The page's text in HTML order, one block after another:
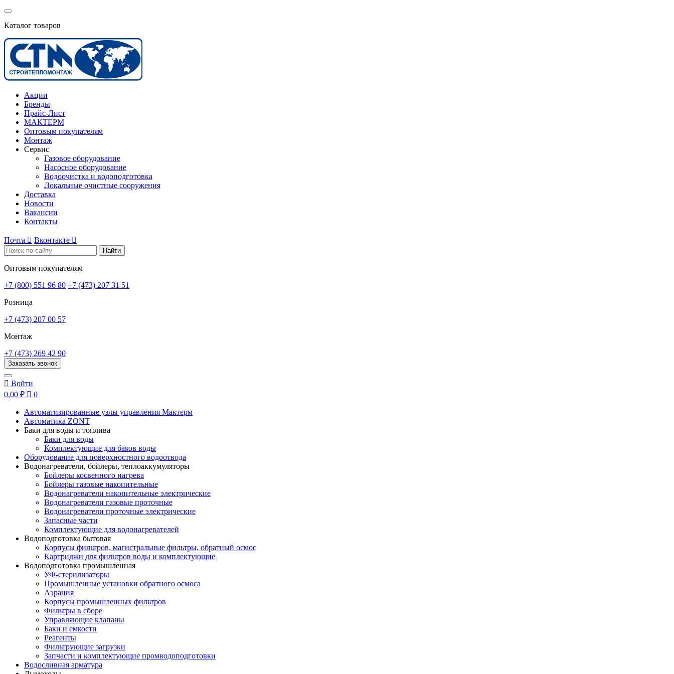
Каталог товаров
Акции
Бренды
Прайс-Лист
МАКТЕРМ
Оптовым покупателям
Монтаж
Сервис
Газовое оборудование
Насосное оборудование
Водоочистка и водоподготовка
Локальные очистные сооружения
Доставка
Новости
Вакансии
Контакты
Почта  Вконтакте 
Найти
Оптовым покупателям
+7 (800) 551 96 80 +7 (473) 207 31 51
Розница
+7 (473) 207 00 57
Монтаж
+7 (473) 269 42 90
Заказать звонок
 Войти
0,00 ₽  0
Автоматизированные узлы управления Мактерм
Автоматика ZONT
Баки для воды и топлива
Баки для воды
Комплектующие для баков воды
Оборудование для поверхностного водоотвода
Водонагреватели, бойлеры, теплоаккумуляторы
Бойлеры косвенного нагрева
Бойлеры газовые накопительные
Водонагреватели накопительные электрические
Водонагреватели газовые проточные
Водонагреватели проточные электрические
Запасные части
Комплектующие для водонагревателей
Водоподготовка бытовая
Корпусы фильтров, магистральные фильтры, обратный осмос
Картриджи для фильтров воды и комплектующие
Водоподготовка промышленная
УФ-стерилизаторы
Промышленные установки обратного осмоса
Аэрация
Корпусы промышленных фильтров
Фильтры в сборе
Управляющие клапаны
Баки и емкости
Реагенты
Фильтрующие загрузки
Запчасти и комплектующие промводоподготовки
Водосливная арматура